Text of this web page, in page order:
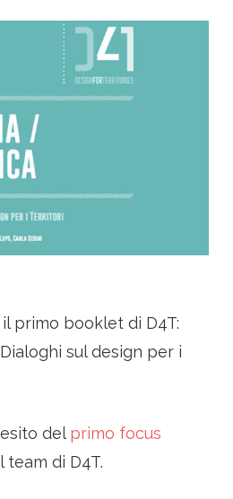
primo booklet di D4T:
sul design per i
del primo focus
di D4T.